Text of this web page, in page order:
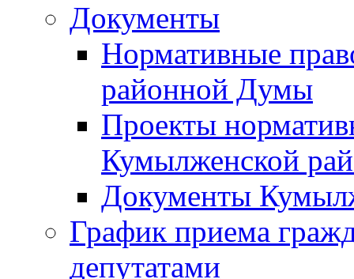
Документы
Нормативные
районной Думы
Проекты
Кумылженской
Документы
График приема
депутатами